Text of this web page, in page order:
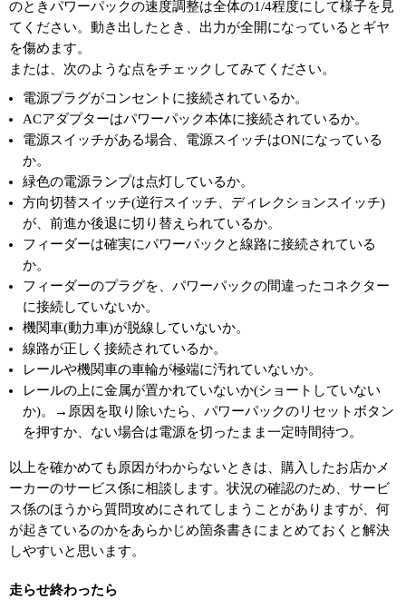
のときパワーパックの速度調整は全体の1/4程度にして様子を見
てください。動き出したとき、出力が全開になっているとギヤ
を傷めます。
または、次のような点をチェックしてみてください。
電源プラグがコンセントに接続されているか。
ACアダプターはパワーパック本体に接続されているか。
電源スイッチがある場合、電源スイッチはONになっている
か。
緑色の電源ランプは点灯しているか。
方向切替スイッチ(逆行スイッチ、ディレクションスイッチ)
が、前進か後退に切り替えられているか。
フィーダーは確実にパワーパックと線路に接続されている
か。
フィーダーのプラグを、パワーパックの間違ったコネクター
に接続していないか。
機関車(動力車)が脱線していないか。
線路が正しく接続されているか。
レールや機関車の車輪が極端に汚れていないか。
レールの上に金属が置かれていないか(ショートしていない
か)。→原因を取り除いたら、パワーパックのリセットボタン
を押すか、ない場合は電源を切ったまま一定時間待つ。
以上を確かめても原因がわからないときは、購入したお店かメ
ーカーのサービス係に相談します。状況の確認のため、サービ
ス係のほうから質問攻めにされてしまうことがありますが、何
が起きているのかをあらかじめ箇条書きにまとめておくと解決
しやすいと思います。
走らせ終わったら